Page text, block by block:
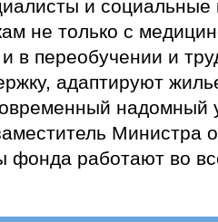
и
не только с
в переобучении и
адаптируют
надомный
работают во